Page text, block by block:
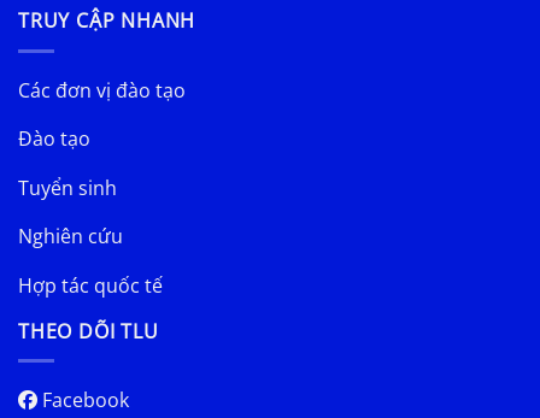
TRUY CẬP NHANH
Các đơn vị đào tạo
Đào tạo
Tuyển sinh
Nghiên cứu
Hợp tác quốc tế
THEO DÕI TLU
Facebook